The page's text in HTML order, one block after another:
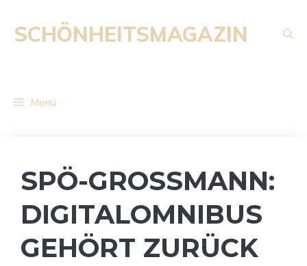
Inhalt
springen
SCHÖNHEITSMAGAZIN
Menü
SPÖ-GROSSMANN:
DIGITALOMNIBUS
GEHÖRT ZURÜCK